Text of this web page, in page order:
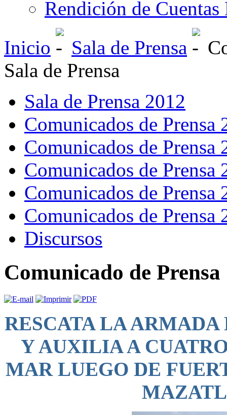
Rendición de
Inicio
Sala de Prensa
Sala de Prensa
Sala de Prensa 2012
Comunicados de Prensa
Comunicados de Prensa
Comunicados de Prensa
Comunicados de Prensa
Comunicados de Prensa
Discursos
Comunicado de Prensa
RESCATA LA ARMADA
Y AUXILIA A
MAR LUEGO DE